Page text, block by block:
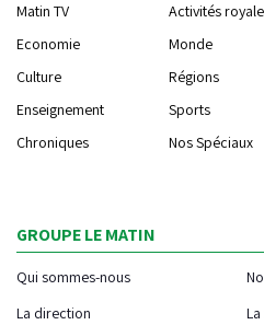
Matin TV Activités
Economie
Monde
Culture
Régions
Enseignement
Sports
Chroniques
Nos Spéciaux
GROUPE LE MATIN
Qui sommes-nous
La direction